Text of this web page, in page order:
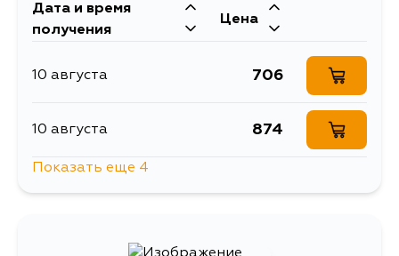
Дата и время
получения
Цена
10 августа 706
10 августа 874
Показать еще 4